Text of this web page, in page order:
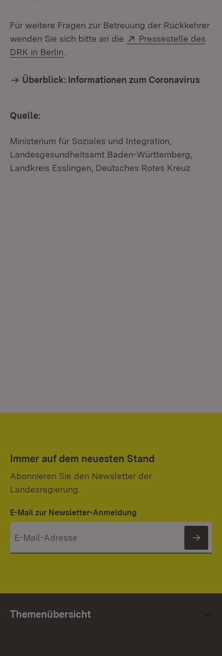
Für weitere Fragen zur Betreuung der Rückkehrer
wenden Sie sich bitte an die
Extern:
Pressestelle des
DRK in Berlin
Überblick: Informationen zum Coronavirus
Quelle:
Ministerium für Soziales und Integration,
Landesgesundheitsamt Baden-Württemberg,
Landkreis Esslingen, Deutsches Rotes Kreuz
Immer auf dem neuesten Stand
Abonnieren Sie den Newsletter der
Landesregierung.
E-Mail zur Newsletter-Anmeldung
Themenübersicht